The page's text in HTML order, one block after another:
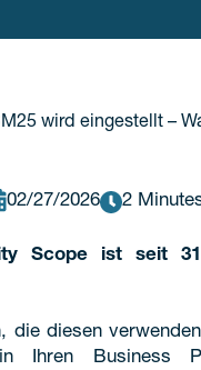
wird eingestellt –
02/27/2026 2
Scope ist seit
die diesen
in Ihren Business